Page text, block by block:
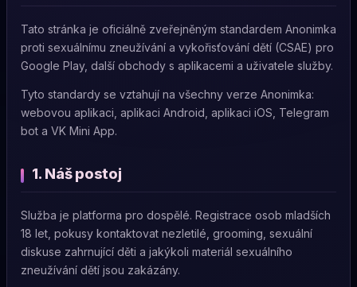
Tato stránka je oficiálně zveřejněným standardem Anonimka
proti sexuálnímu zneužívání a vykořisťování dětí (CSAE) pro
Google Play, další obchody s aplikacemi a uživatele služby.
Tyto standardy se vztahují na všechny verze Anonimka:
webovou aplikaci, aplikaci Android, aplikaci iOS, Telegram
bot a VK Mini App.
1. Náš postoj
Služba je platforma pro dospělé. Registrace osob mladších
18 let, pokusy kontaktovat nezletilé, grooming, sexuální
diskuse zahrnující děti a jakýkoli materiál sexuálního
zneužívání dětí jsou zakázány.